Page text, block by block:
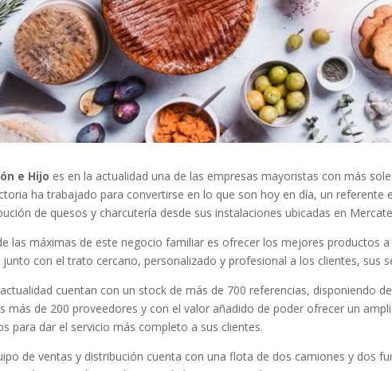
e Hijo es en la actualidad una de las empresas mayoristas con más
ha trabajado para convertirse en lo que son hoy en día, un referente
de quesos y charcutería desde sus instalaciones ubicadas en
las máximas de este negocio familiar es ofrecer los mejores productos
junto con el trato cercano, personalizado y profesional a los clientes, sus
cuentan con un stock de más de 700 referencias, disponiendo
más de 200 proveedores y con el valor añadido de poder ofrecer un
para dar el servicio más completo a sus clientes.
de ventas y distribución cuenta con una flota de dos camiones y dos